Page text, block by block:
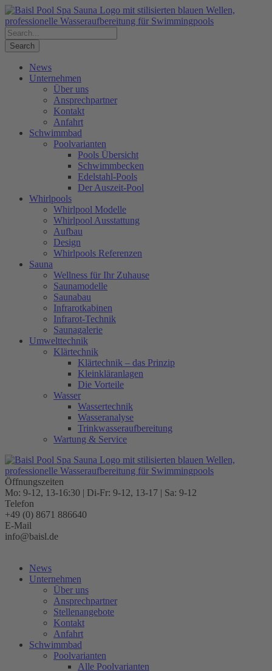
News
Unternehmen
Über uns
Ansprechpartner
Kontakt
Anfahrt
Schwimmbad
Poolvarianten
Pools Übersicht
Schwimmbecken
Edelstahl-Pools
Der Auszeit-Pool
Whirlpools
Whirlpool Modelle
Whirlpool Ausstattung
Aufbau
Design
Whirlpools Referenzen
Sauna
Wellness für Ihr Zuhause
Saunamodelle
Saunabau
Infrarotkabinen
Infrarot-Technik
Saunagalerie
Umwelttechnik
Klärtechnik
Klärtechnik – das Prinzip
Kleinkläranlagen
Die Vorteile
Wasser
Wassertechnik
Wasseranalyse
Trinkwasseraufbereitung
Wartung & Service
Öffnungszeiten
Mo: 9-12, 13-16:30 | Di-Fr: 9-12, 13-17 | Sa: 9-12
Telefon
+49 (0) 8671 886640
E-Mail
info@baisl.de
News
Unternehmen
Über uns
Ansprechpartner
Stellenangebote
Kontakt
Anfahrt
Schwimmbad
Poolvarianten
Alle Poolvarianten